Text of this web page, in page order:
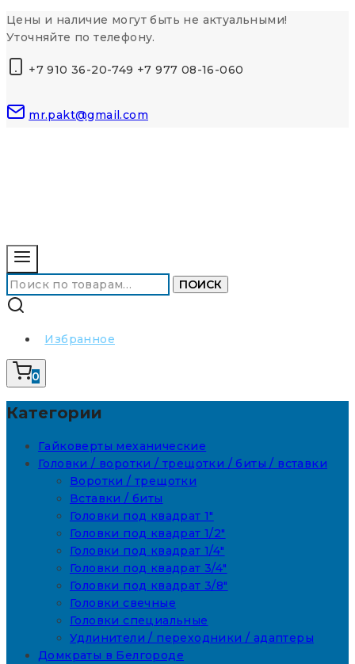
Перейти
к
Цены и наличие могут быть не актуальными!
Уточняйте по телефону.
+7 910 36-20-749 +7 977 08-16-060
mr.pakt@gmail.com
Искать: ПОИСК
Избранное
0
Категории
Гайковерты механические
Головки / воротки / трещотки / биты / вставки
Воротки / трещотки
Вставки / биты
Головки под квадрат 1"
Головки под квадрат 1/2"
Головки под квадрат 1/4"
Головки под квадрат 3/4"
Головки под квадрат 3/8"
Головки свечные
Головки специальные
Удлинители / переходники / адаптеры
Домкраты в Белгороде